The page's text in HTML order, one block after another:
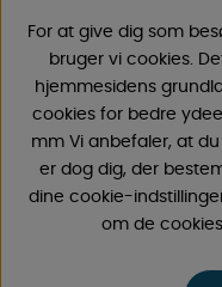
fritid til gode priser
helt sikkert finde
30.000 produkter!
Følg os på Facebook
nyheder og
For at give dig som
bruger vi cookies.
hjemmesidens
cookies for bedre
mm Vi anbefaler, at
er dog dig, der
dine cookie-
om de